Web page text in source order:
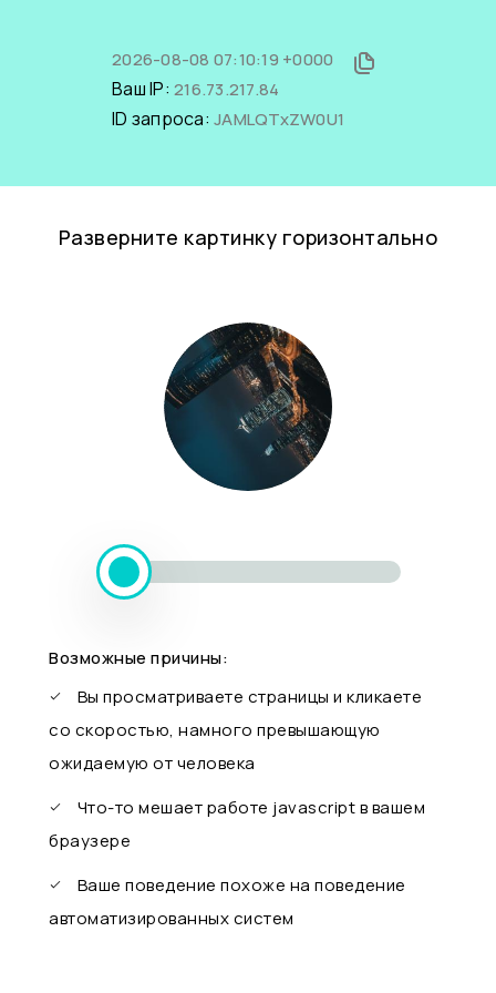
2026-08-08 07:10:19 +0000
Ваш IP: 216.73.217.84
ID запроса: JAMLQTxZW0U1
Разверните картинку горизонтально
Возможные причины:
Вы просматриваете страницы и кликаете
со скоростью, намного превышающую
ожидаемую от человека
Что-то мешает работе javascript в вашем
браузере
Ваше поведение похоже на поведение
автоматизированных систем